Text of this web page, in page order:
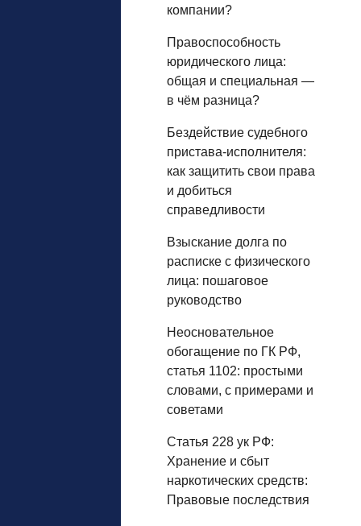
компании?
Правоспособность
юридического лица:
общая и специальная —
в чём разница?
Бездействие судебного
пристава-исполнителя:
как защитить свои права
и добиться
справедливости
Взыскание долга по
расписке с физического
лица: пошаговое
руководство
Неосновательное
обогащение по ГК РФ,
статья 1102: простыми
словами, с примерами и
советами
Статья 228 ук РФ:
Хранение и сбыт
наркотических средств:
Правовые последствия